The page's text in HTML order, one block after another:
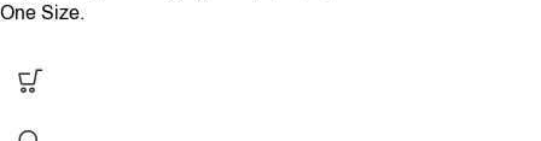
One Size.